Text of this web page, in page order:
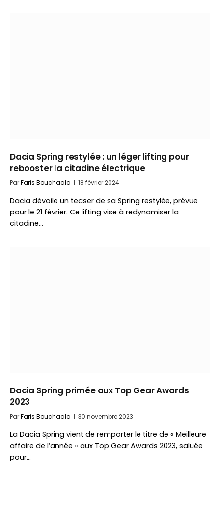
Dacia Spring restylée : un léger lifting pour
rebooster la citadine électrique
ParFaris Bouchaala 18 février 2024
Dacia dévoile un teaser de sa Spring restylée, prévue
pour le 21 février. Ce lifting vise à redynamiser la
citadine…
Dacia Spring primée aux Top Gear Awards
2023
ParFaris Bouchaala 30 novembre 2023
La Dacia Spring vient de remporter le titre de « Meilleure
affaire de l’année » aux Top Gear Awards 2023, saluée
pour…